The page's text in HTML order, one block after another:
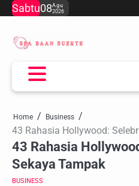
Skip
content
Sabtu08Agu
2026
Home Business
43 Rahasia Hollywood:
43 Rahasia
Sekaya Tampak
BUSINESS